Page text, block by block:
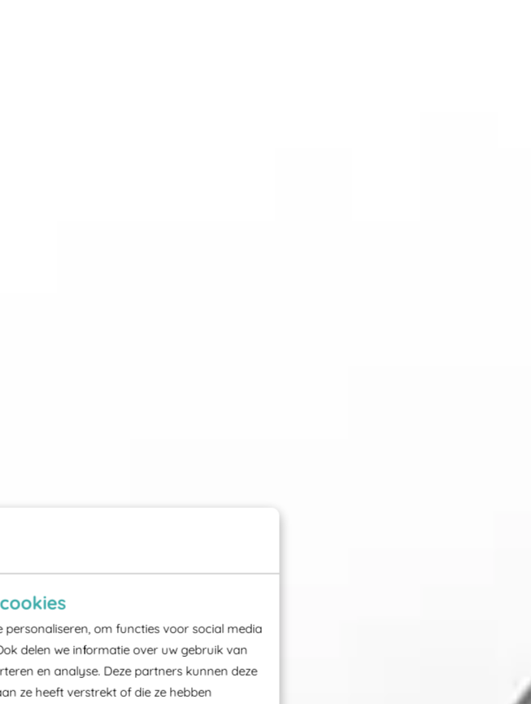
om functies voor social media
delen we informatie over uw gebruik van
en analyse. Deze partners kunnen deze
ze heeft verstrekt of die ze hebben